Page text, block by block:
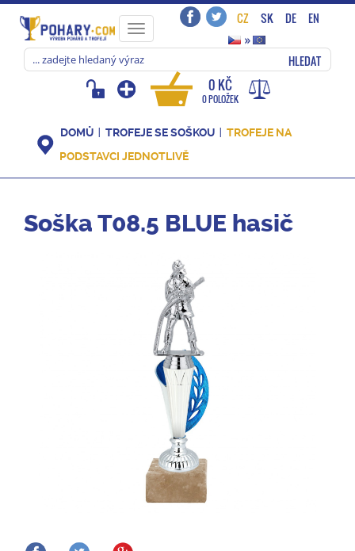
Toggle
navigation
CZ SK DE
EN
»
HLEDAT
0 KČ
0 POLOŽEK
DOMŮ TROFEJE SE SOŠKOU
TROFEJE NA
PODSTAVCI JEDNOTLIVĚ
Soška T08.5 BLUE hasič